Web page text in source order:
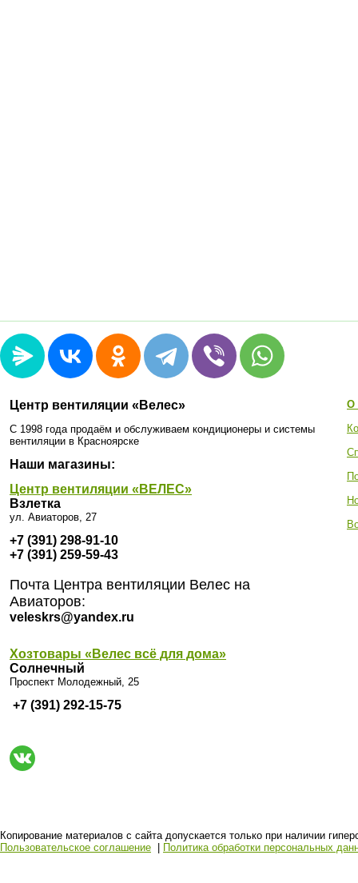
Центр вентиляции «Велес»
С 1998 года продаём и обслуживаем кондиционеры и системы
вентиляции в Красноярске
Наши магазины:
Центр вентиляции «ВЕЛЕС»
Взлетка
ул. Авиаторов, 27
+7 (391) 298-91-10
+7 (391) 259-59-43
Почта Центра вентиляции Велес на
Авиаторов:
veleskrs@yandex.ru
Хозтовары «Велес всё для дома»
Солнечный
Проспект Молодежный, 25
+7 (391) 292-15-75
О
Копирование материалов с сайта допускается только при наличии
Пользовательское соглашение
Политика обработки персональных